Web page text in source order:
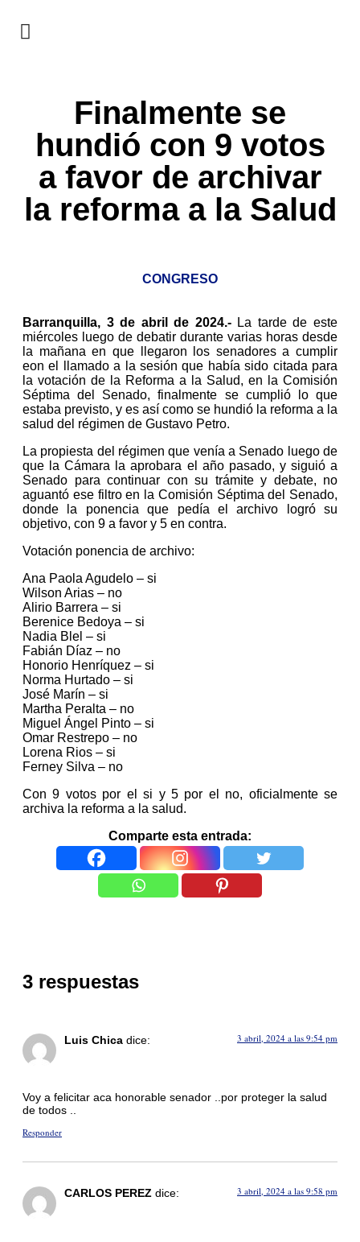
Finalmente se
hundió con 9 votos
a favor de archivar
la reforma a la Salud
CONGRESO
Barranquilla, 3 de abril de 2024.- La tarde de este
miércoles luego de debatir durante varias horas desde
la mañana en que llegaron los senadores a cumplir
eon el llamado a la sesión que había sido citada para
la votación de la Reforma a la Salud, en la Comisión
Séptima del Senado, finalmente se cumplió lo que
estaba previsto, y es así como se hundió la reforma a la
salud del régimen de Gustavo Petro.
La propiesta del régimen que venía a Senado luego de
que la Cámara la aprobara el año pasado, y siguió a
Senado para continuar con su trámite y debate, no
aguantó ese filtro en la Comisión Séptima del Senado,
donde la ponencia que pedía el archivo logró su
objetivo, con 9 a favor y 5 en contra.
Votación ponencia de archivo:
Ana Paola Agudelo – si
Wilson Arias – no
Alirio Barrera – si
Berenice Bedoya – si
Nadia Blel – si
Fabián Díaz – no
Honorio Henríquez – si
Norma Hurtado – si
José Marín – si
Martha Peralta – no
Miguel Ángel Pinto – si
Omar Restrepo – no
Lorena Rios – si
Ferney Silva – no
Con 9 votos por el si y 5 por el no, oficialmente se
archiva la reforma a la salud.
Comparte esta entrada:
3 respuestas
Luis Chica dice: 3 abril, 2024 a las 9:54 pm
Voy a felicitar aca honorable senador ..por proteger la salud
de todos ..
Responder
CARLOS PEREZ dice: 3 abril, 2024 a las 9:58 pm